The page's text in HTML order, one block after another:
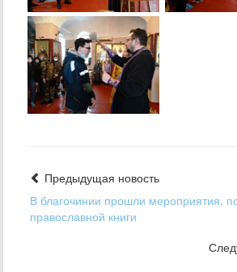
Предыдущая новость
В благочинии прошли мероприятия,
православной книги